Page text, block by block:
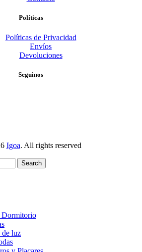
Políticas
Políticas de Privacidad
Envíos
Devoluciones
Seguinos
Igoa. All rights reserved
Search
Dormitorio
de luz